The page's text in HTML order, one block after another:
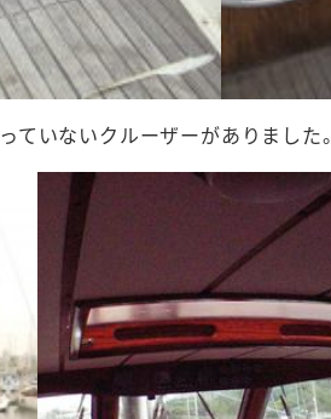
ていないクルーザーがありました。